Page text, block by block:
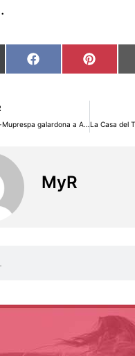
Compartir
en
Facebook
en
Pinterest
Fraternidad-Muprespa galardona a ABANCA, Deloitte, Sage Spain, Teknia y Valeo por sus excelencias en prácticas preventivas
MyR